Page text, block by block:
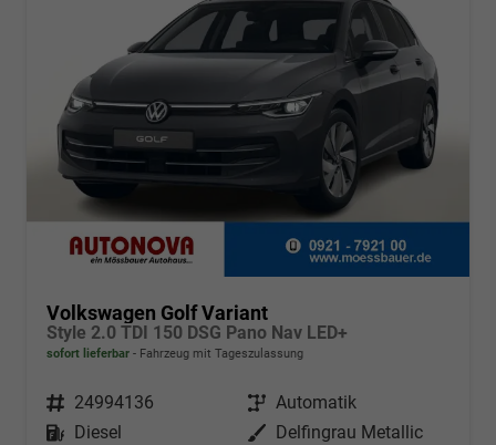
Volkswagen Golf Variant
Style 2.0 TDI 150 DSG Pano Nav LED+
sofort lieferbar Fahrzeug mit Tageszulassung
Fahrzeugnr. 24994136 Getriebe Automatik
Kraftstoff
Diesel Außenfarbe
Delfingrau Metallic